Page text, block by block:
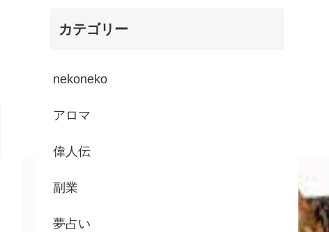
カテゴリー
nekoneko
アロマ
偉人伝
副業
夢占い